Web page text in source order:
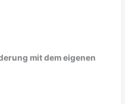
mit dem eigenen